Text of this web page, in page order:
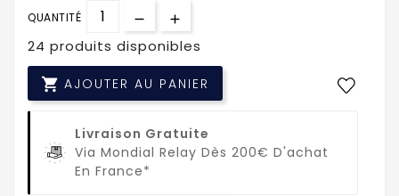
QUANTITÉ
24 produits disponibles
 AJOUTER AU PANIER
Livraison Gratuite
Via Mondial Relay Dès 200€ D'achat
En France*